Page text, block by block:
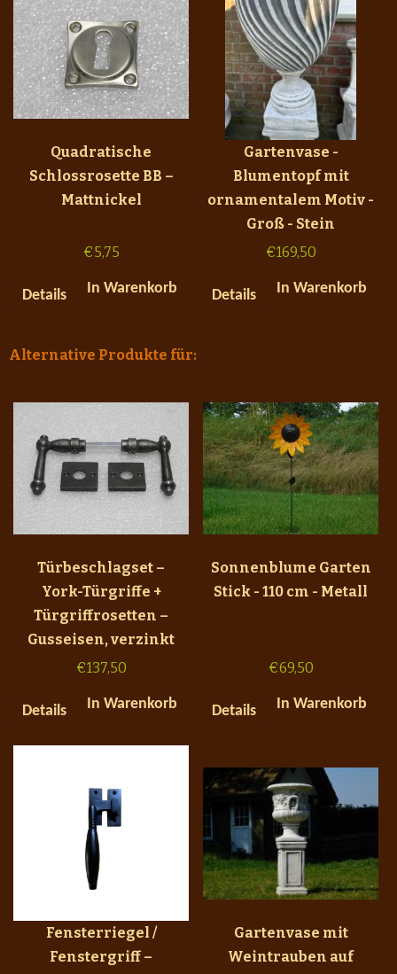
Quadratische
Schlossrosette BB –
Mattnickel
€5,75
Details In Warenkorb
Gartenvase -
Blumentopf mit
ornamentalem Motiv -
Groß - Stein
€169,50
Details In Warenkorb
Alternative Produkte für:
Türbeschlagset –
York-Türgriffe +
Türgriffrosetten –
Gusseisen, verzinkt
€137,50
Details In Warenkorb
Sonnenblume Garten
Stick - 110 cm - Metall
€69,50
Details In Warenkorb
Fensterriegel /
Fenstergriff –
Gartenvase mit
Weintrauben auf